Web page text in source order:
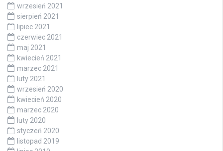
wrzesień 2021
sierpień 2021
lipiec 2021
czerwiec 2021
maj 2021
kwiecień 2021
marzec 2021
luty 2021
wrzesień 2020
kwiecień 2020
marzec 2020
luty 2020
styczeń 2020
listopad 2019